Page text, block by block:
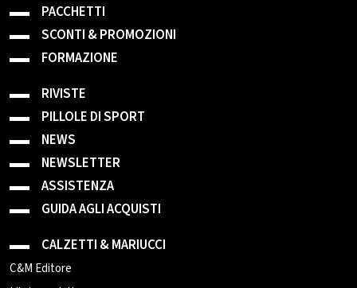
PACCHETTI
SCONTI & PROMOZIONI
FORMAZIONE
RIVISTE
PILLOLE DI SPORT
NEWS
NEWSLETTER
ASSISTENZA
GUIDA AGLI ACQUISTI
CALZETTI & MARIUCCI
C&M Editore